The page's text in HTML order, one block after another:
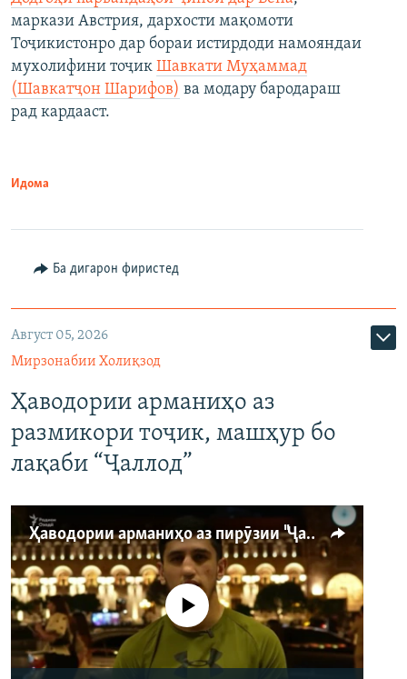
маркази Австрия, дархости мақомоти
Тоҷикистонро дар бораи истирдоди намояндаи
мухолифини тоҷик Шавкати Муҳаммад
(Шавкатҷон Шарифов) ва модару бародараш
рад кардааст.
Идома
Ба дигарон фиристед
Август 05, 2026
Мирзонабии Холиқзод
Ҳаводории арманиҳо аз
размикори тоҷик, машҳур бо
лақаби “Ҷаллод”
Ҳаводории арманиҳо аз пирӯзии "Ҷаллод"-и тоҷик
Феълан кор намекунад